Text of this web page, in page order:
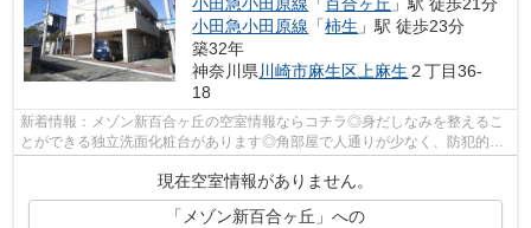
小田急小田原線 「柿生 」駅 徒歩23分
築32年
神奈川県 川崎市麻生区 上麻生 ２丁目36-
18
新着情報：メゾン新百合ヶ丘の空室情報ならコチラ◎身だしなみを整えるこ
とができる独立洗面化粧台があります◎角部屋で人通りが少なく、防犯的に
も安心です◎帰る場所に魅力があると、よ...
現在空室情報がありません。
「メゾン新百合ヶ丘」への